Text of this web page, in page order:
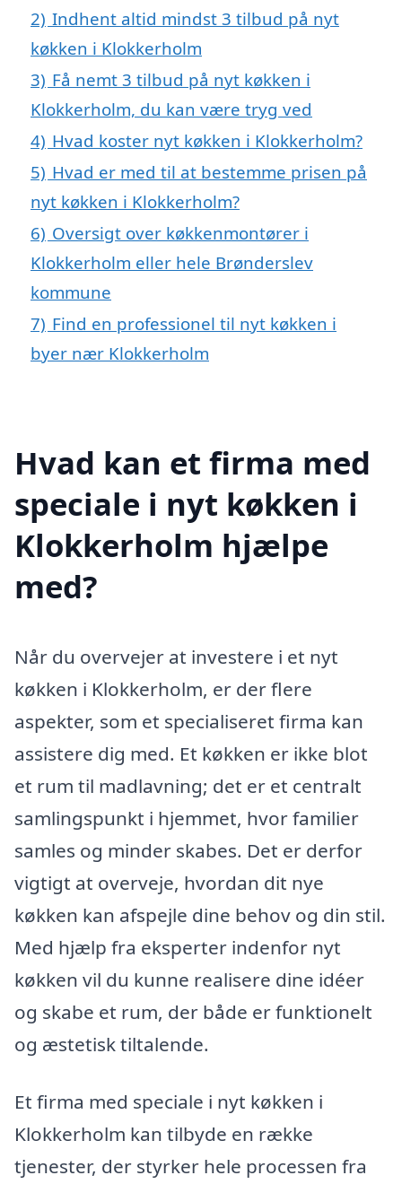
2) Indhent altid mindst 3 tilbud på nyt
køkken i Klokkerholm
3) Få nemt 3 tilbud på nyt køkken i
Klokkerholm, du kan være tryg ved
4) Hvad koster nyt køkken i Klokkerholm?
5) Hvad er med til at bestemme prisen på
nyt køkken i Klokkerholm?
6) Oversigt over køkkenmontører i
Klokkerholm eller hele Brønderslev
kommune
7) Find en professionel til nyt køkken i
byer nær Klokkerholm
Hvad kan et firma med
speciale i nyt køkken i
Klokkerholm hjælpe
med?
Når du overvejer at investere i et nyt
køkken i Klokkerholm, er der flere
aspekter, som et specialiseret firma kan
assistere dig med. Et køkken er ikke blot
et rum til madlavning; det er et centralt
samlingspunkt i hjemmet, hvor familier
samles og minder skabes. Det er derfor
vigtigt at overveje, hvordan dit nye
køkken kan afspejle dine behov og din stil.
Med hjælp fra eksperter indenfor nyt
køkken vil du kunne realisere dine idéer
og skabe et rum, der både er funktionelt
og æstetisk tiltalende.
Et firma med speciale i nyt køkken i
Klokkerholm kan tilbyde en række
tjenester, der styrker hele processen fra